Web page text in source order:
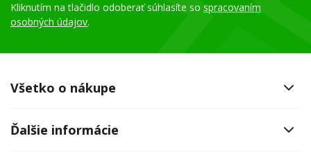
Kliknutím na tlačidlo odoberať súhlasíte so spracovaním
osobných údajov.
Všetko o nákupe
Ďalšie informácie